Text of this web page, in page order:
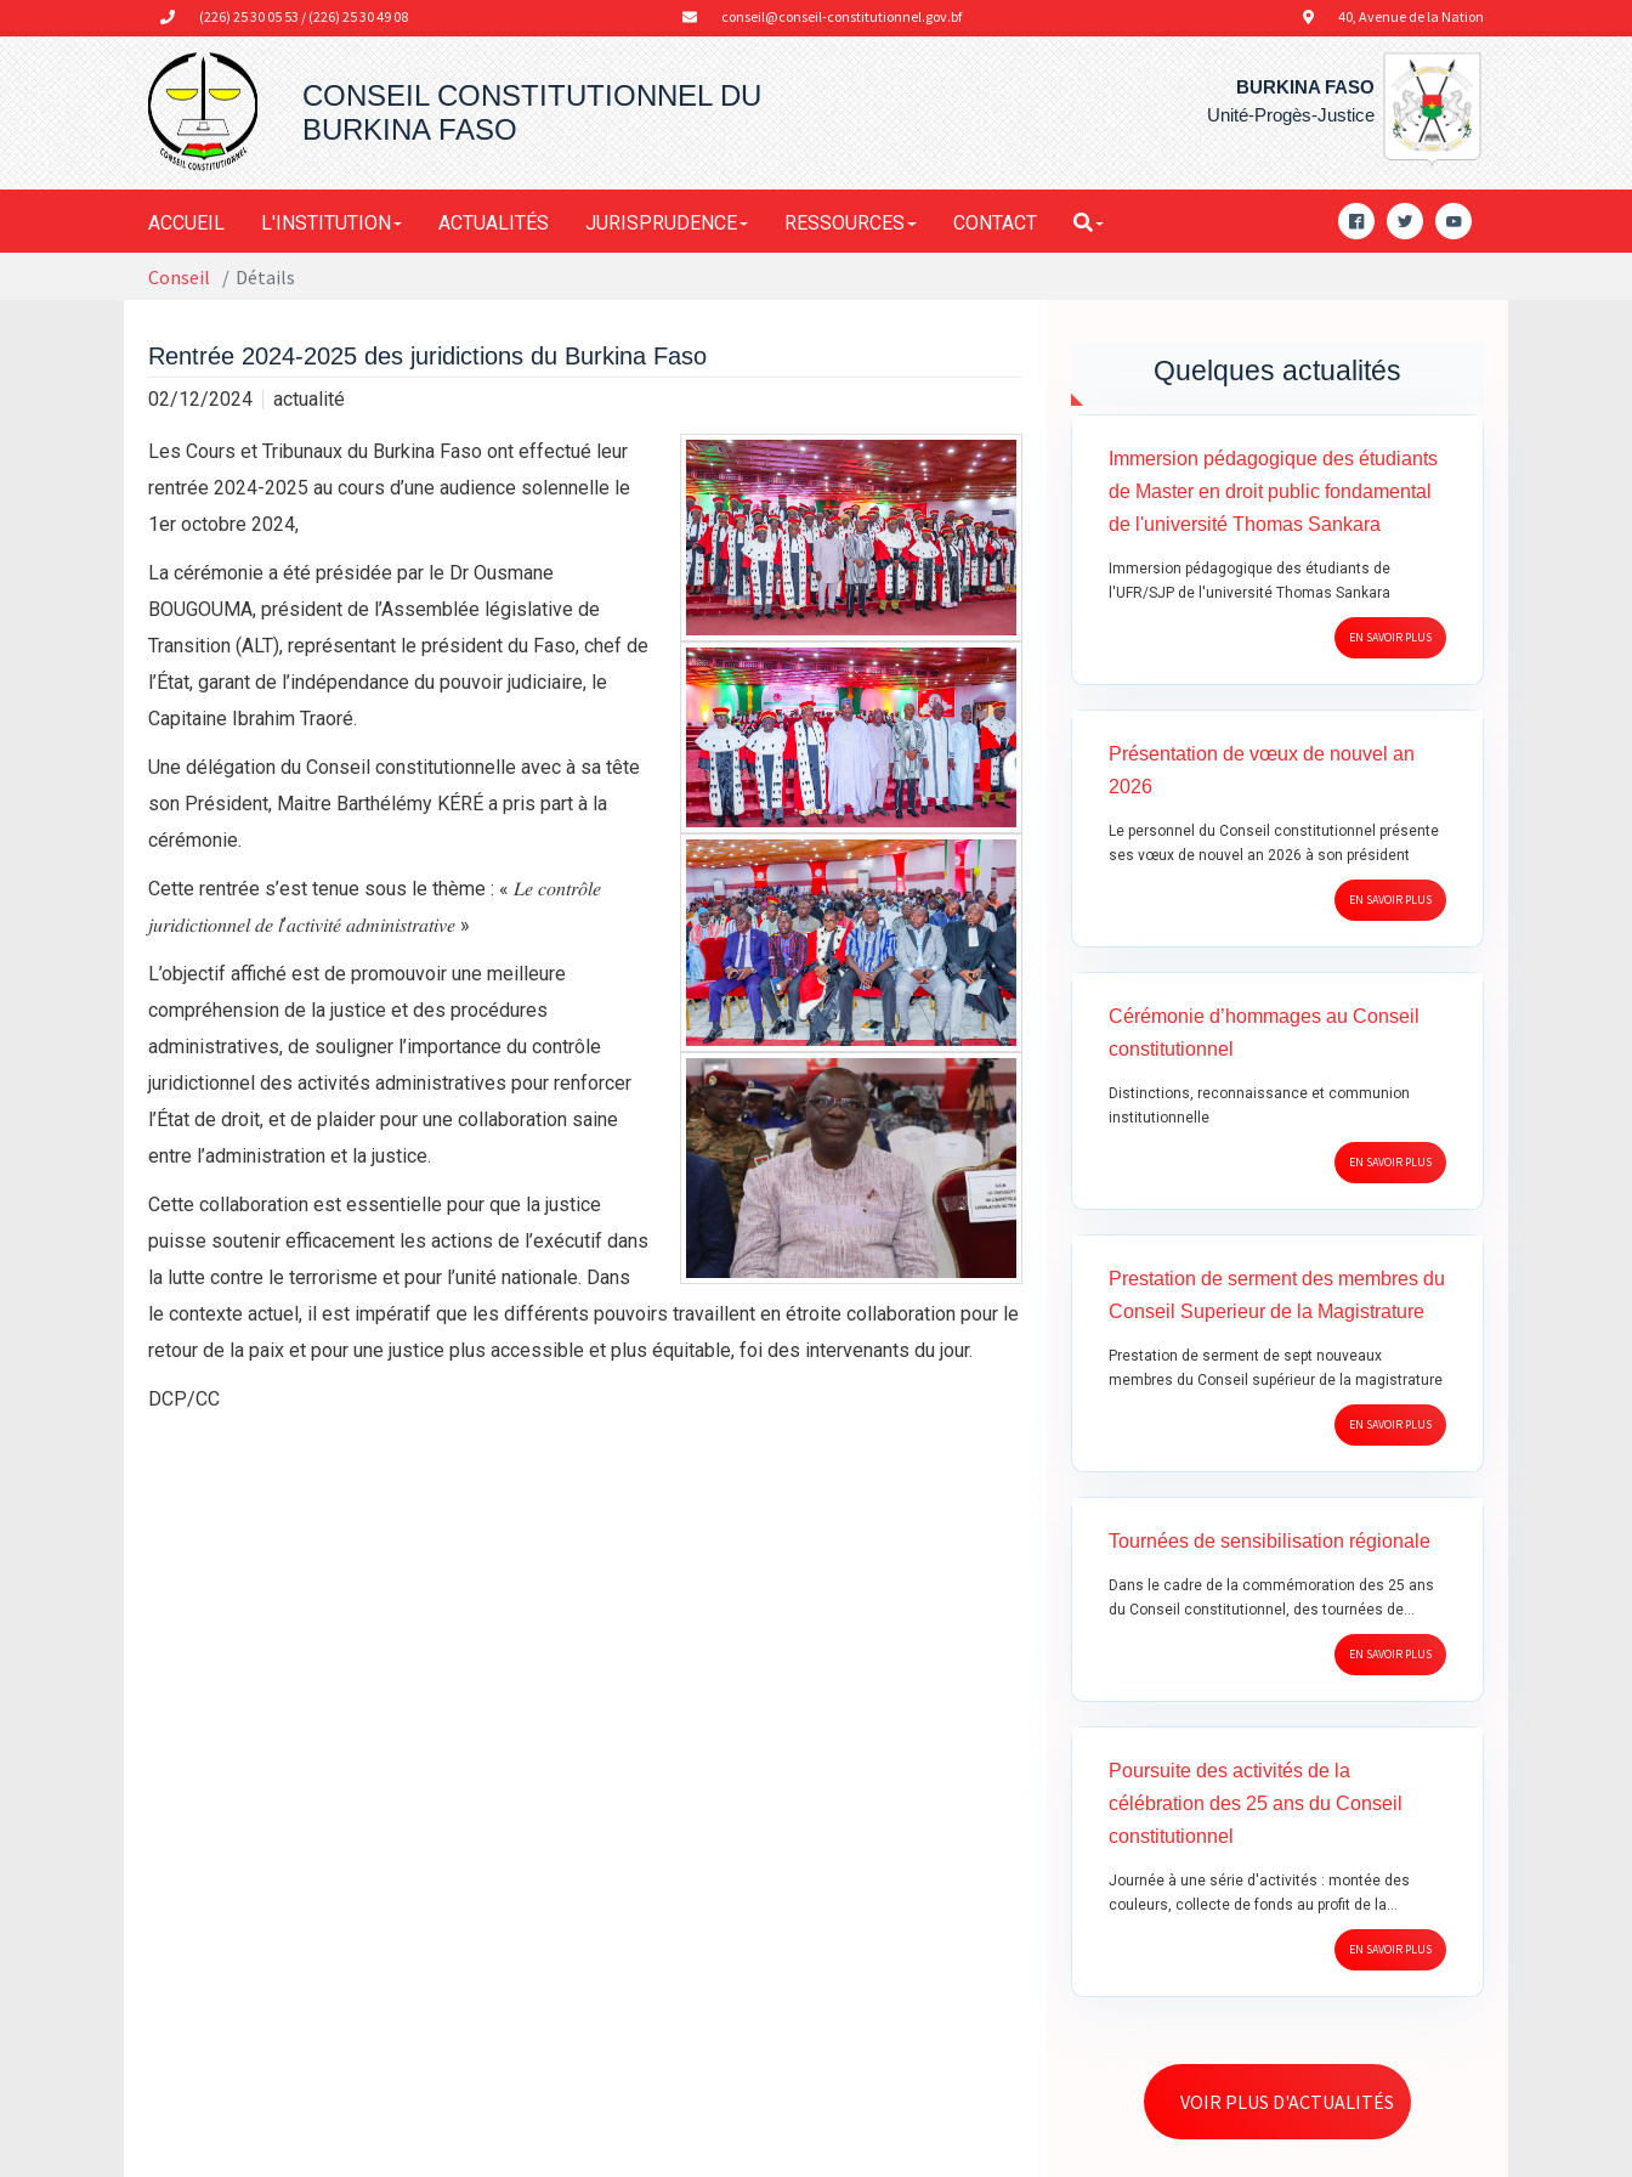
Aller au contenu principal(226) 25 30 05 53 / (226) 25 30 49 08 conseil@conseil-constitutionnel.gov.bf 40, Avenue de la Nation
CONSEIL CONSTITUTIONNEL DU
BURKINA FASO
BURKINA FASO
Unité-Progès-Justice
ACCUEIL L'INSTITUTION ACTUALITÉS JURISPRUDENCE RESSOURCES
CONTACT
Vous êtes ici:
Conseil Détails
Rentrée 2024-2025 des juridictions du Burkina Faso
02/12/2024 actualité
Les Cours et Tribunaux du Burkina Faso ont effectué leur
rentrée 2024-2025 au cours d’une audience solennelle le
1er octobre 2024,
La cérémonie a été présidée par le Dr Ousmane
BOUGOUMA, président de l’Assemblée législative de
Transition (ALT), représentant le président du Faso, chef de
l’État, garant de l’indépendance du pouvoir judiciaire, le
Capitaine Ibrahim Traoré.
Une délégation du Conseil constitutionnelle avec à sa tête
son Président, Maitre Barthélémy KÉRÉ a pris part à la
cérémonie.
Cette rentrée s’est tenue sous le thème : « 𝐿𝑒 𝑐𝑜𝑛𝑡𝑟𝑜̂𝑙𝑒
𝑗𝑢𝑟𝑖𝑑𝑖𝑐𝑡𝑖𝑜𝑛𝑛𝑒𝑙 𝑑𝑒 𝑙’𝑎𝑐𝑡𝑖𝑣𝑖𝑡𝑒́ 𝑎𝑑𝑚𝑖𝑛𝑖𝑠𝑡𝑟𝑎𝑡𝑖𝑣𝑒 »
L’objectif affiché est de promouvoir une meilleure
compréhension de la justice et des procédures
administratives, de souligner l’importance du contrôle
juridictionnel des activités administratives pour renforcer
l’État de droit, et de plaider pour une collaboration saine
entre l’administration et la justice.
Cette collaboration est essentielle pour que la justice
puisse soutenir efficacement les actions de l’exécutif dans
la lutte contre le terrorisme et pour l’unité nationale. Dans
le contexte actuel, il est impératif que les différents pouvoirs travaillent en étroite collaboration pour le
retour de la paix et pour une justice plus accessible et plus équitable, foi des intervenants du jour.
DCP/CC
Quelques actualités
Immersion pédagogique des étudiants
de Master en droit public fondamental
de l'université Thomas Sankara
Immersion pédagogique des étudiants de
l'UFR/SJP de l'université Thomas Sankara
EN SAVOIR PLUS
Présentation de vœux de nouvel an
2026
Le personnel du Conseil constitutionnel présente
ses vœux de nouvel an 2026 à son président
EN SAVOIR PLUS
Cérémonie d’hommages au Conseil
constitutionnel
Distinctions, reconnaissance et communion
institutionnelle
EN SAVOIR PLUS
Prestation de serment des membres du
Conseil Superieur de la Magistrature
Prestation de serment de sept nouveaux
membres du Conseil supérieur de la magistrature
EN SAVOIR PLUS
Tournées de sensibilisation régionale
Dans le cadre de la commémoration des 25 ans
du Conseil constitutionnel, des tournées de…
EN SAVOIR PLUS
Poursuite des activités de la
célébration des 25 ans du Conseil
constitutionnel
Journée à une série d'activités : montée des
couleurs, collecte de fonds au profit de la…
EN SAVOIR PLUS
VOIR PLUS D'ACTUALITÉS